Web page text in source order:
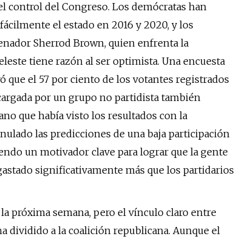
control del Congreso. Los demócratas han
el estado en 2016 y 2020, y los
Sherrod Brown, quien enfrenta la
tiene razón al ser optimista. Una encuesta
que el 57 por ciento de los votantes registrados
por un grupo no partidista también
que había visto los resultados con la
las predicciones de una baja participación
un motivador clave para lograr que la gente
significativamente más que los partidarios
próxima semana, pero el vínculo claro entre
dividido a la coalición republicana. Aunque el